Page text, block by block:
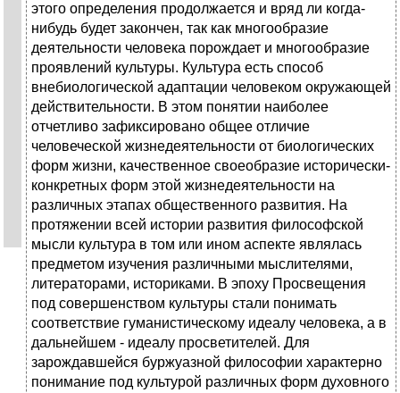
этого определения продолжается и вряд ли когда-
нибудь будет закончен, так как многообразие
деятельности человека порождает и многообразие
проявлений культуры. Культура есть способ
внебиологической адаптации человеком окружающей
действительности. В этом понятии наиболее
отчетливо зафиксировано общее отличие
человеческой жизнедеятельности от биологических
форм жизни, качественное своеобразие исторически-
конкретных форм этой жизнедеятельности на
различных этапах общественного развития. На
протяжении всей истории развития философской
мысли культура в том или ином аспекте являлась
предметом изучения различными мыслителями,
литераторами, историками. В эпоху Просвещения
под совершенством культуры стали понимать
соответствие гуманистическому идеалу человека, а в
дальнейшем - идеалу просветителей. Для
зарождавшейся буржуазной философии характерно
понимание под культурой различных форм духовного